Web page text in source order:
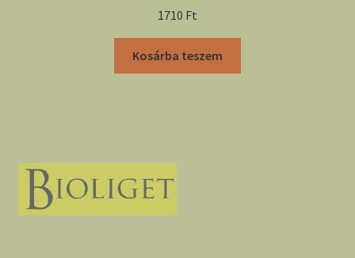
1710 Ft
Kosárba teszem